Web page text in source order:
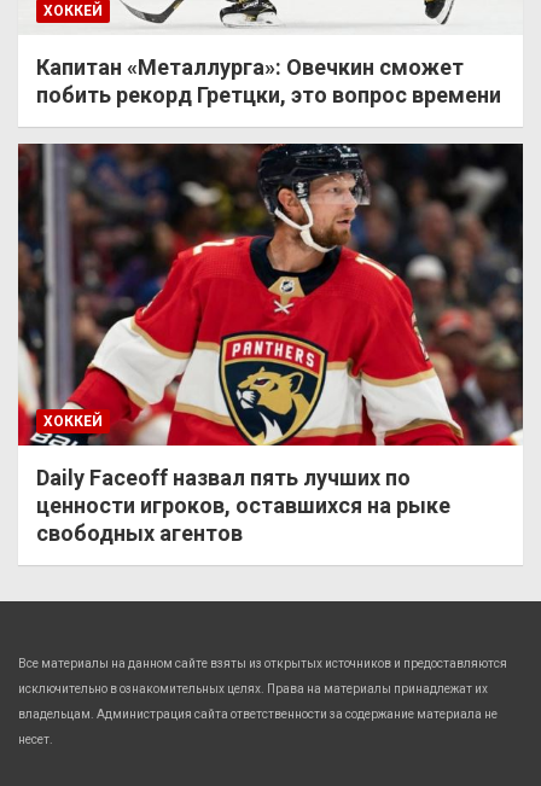
ХОККЕЙ
Капитан «Металлурга»: Овечкин сможет
побить рекорд Гретцки, это вопрос времени
ХОККЕЙ
Daily Faceoff назвал пять лучших по
ценности игроков, оставшихся на рыке
свободных агентов
Все материалы на данном сайте взяты из открытых источников и предоставляются
исключительно в ознакомительных целях. Права на материалы принадлежат их
владельцам. Администрация сайта ответственности за содержание материала не
несет.